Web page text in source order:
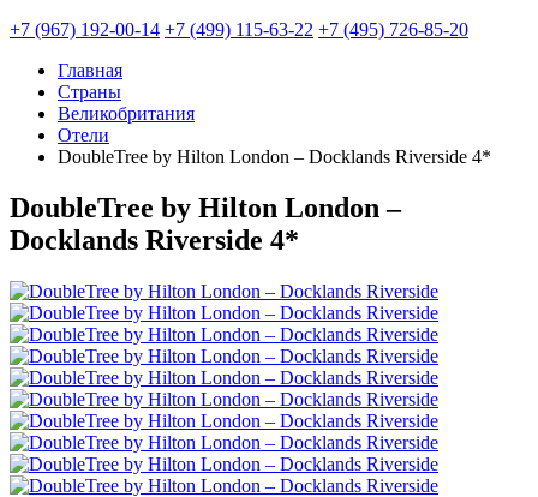
+7 (967) 192-00-14 +7 (499) 115-63-22 +7 (495) 726-85-20
Главная
Страны
Великобритания
Отели
DoubleTree by Hilton London – Docklands Riverside 4*
DoubleTree by Hilton London –
Docklands Riverside 4*